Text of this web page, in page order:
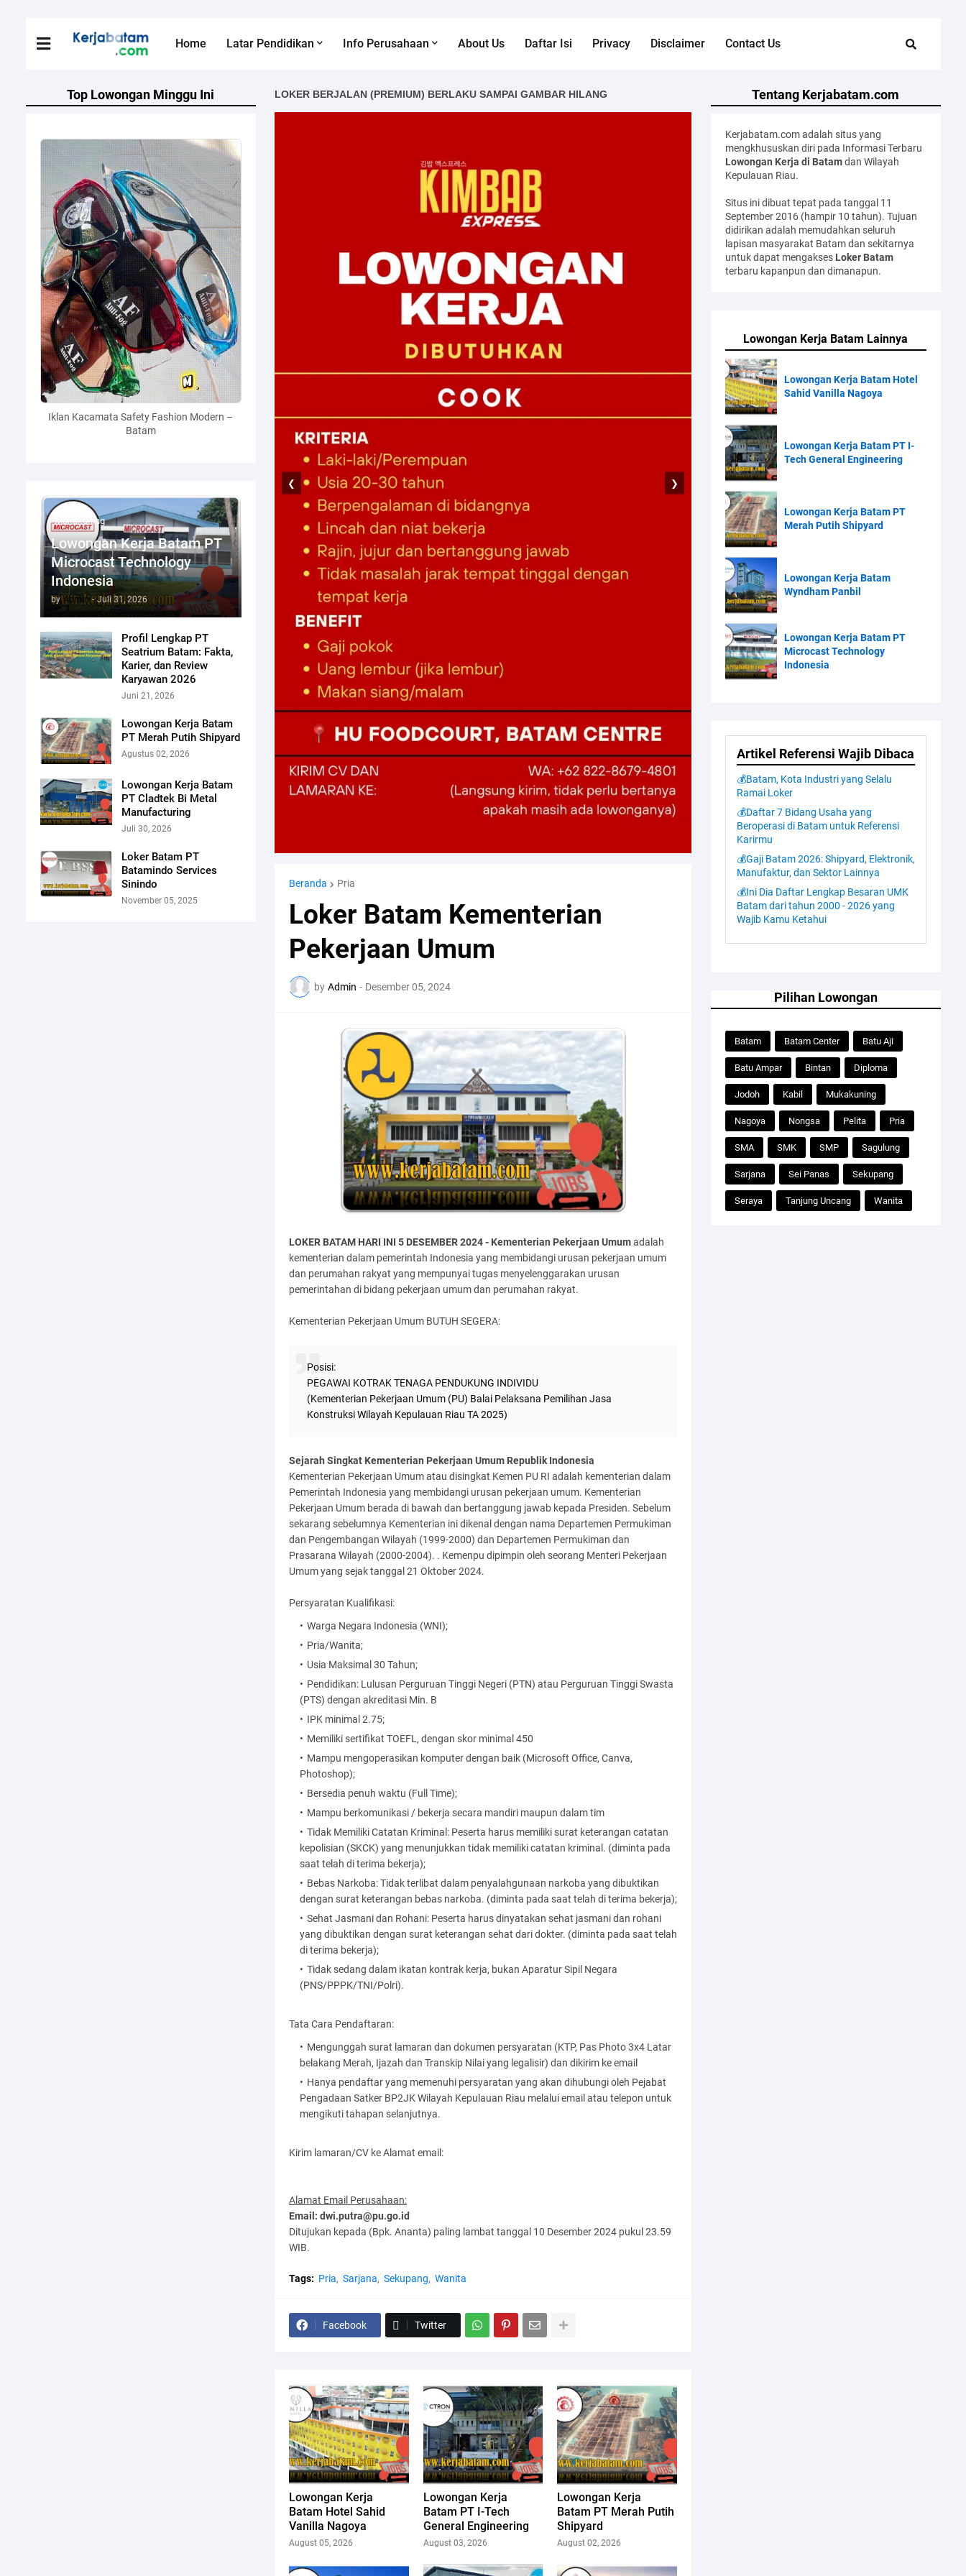
Home Latar Pendidikan Info Perusahaan About Us Daftar Isi Privacy Disclaimer Contact Us
Top Lowongan Minggu Ini
Iklan Kacamata Safety Fashion Modern –
Batam
Mukakuning
Lowongan Kerja Batam PT
Microcast Technology
Indonesia
by Admin - Juli 31, 2026
Profil Lengkap PT
Seatrium Batam: Fakta,
Karier, dan Review
Karyawan 2026
Juni 21, 2026
Lowongan Kerja Batam
PT Merah Putih Shipyard
Agustus 02, 2026
Lowongan Kerja Batam
PT Cladtek Bi Metal
Manufacturing
Juli 30, 2026
Loker Batam PT
Batamindo Services
Sinindo
November 05, 2025
LOKER BERJALAN (PREMIUM) BERLAKU SAMPAI GAMBAR HILANG
❮ ❯
Beranda Pria
Loker Batam Kementerian
Pekerjaan Umum
by Admin - Desember 05, 2024
LOKER BATAM HARI INI 5 DESEMBER 2024 - Kementerian Pekerjaan Umumadalah
kementerian dalam pemerintah Indonesia yang membidangi urusan pekerjaan umum
dan perumahan rakyat yang mempunyai tugas menyelenggarakan urusan
pemerintahan di bidang pekerjaan umum dan perumahan rakyat.
Kementerian Pekerjaan Umum BUTUH SEGERA:
Posisi:
PEGAWAI KOTRAK TENAGA PENDUKUNG INDIVIDU
(Kementerian Pekerjaan Umum (PU) Balai Pelaksana Pemilihan Jasa
Konstruksi Wilayah Kepulauan Riau TA 2025)
Sejarah Singkat Kementerian Pekerjaan Umum Republik Indonesia
Kementerian Pekerjaan Umum atau disingkat Kemen PU RI adalah kementerian dalam
Pemerintah Indonesia yang membidangi urusan pekerjaan umum. Kementerian
Pekerjaan Umum berada di bawah dan bertanggung jawab kepada Presiden. Sebelum
sekarang sebelumnya Kementerian ini dikenal dengan nama Departemen Permukiman
dan Pengembangan Wilayah (1999-2000) dan Departemen Permukiman dan
Prasarana Wilayah (2000-2004). . Kemenpu dipimpin oleh seorang Menteri Pekerjaan
Umum yang sejak tanggal 21 Oktober 2024.
Persyaratan Kualifikasi:
Warga Negara Indonesia (WNI);
Pria/Wanita;
Usia Maksimal 30 Tahun;
Pendidikan: Lulusan Perguruan Tinggi Negeri (PTN) atau Perguruan Tinggi Swasta
(PTS) dengan akreditasi Min. B
IPK minimal 2.75;
Memiliki sertifikat TOEFL, dengan skor minimal 450
Mampu mengoperasikan komputer dengan baik (Microsoft Office, Canva,
Photoshop);
Bersedia penuh waktu (Full Time);
Mampu berkomunikasi / bekerja secara mandiri maupun dalam tim
Tidak Memiliki Catatan Kriminal: Peserta harus memiliki surat keterangan catatan
kepolisian (SKCK) yang menunjukkan tidak memiliki catatan kriminal. (diminta pada
saat telah di terima bekerja);
Bebas Narkoba: Tidak terlibat dalam penyalahgunaan narkoba yang dibuktikan
dengan surat keterangan bebas narkoba. (diminta pada saat telah di terima bekerja);
Sehat Jasmani dan Rohani: Peserta harus dinyatakan sehat jasmani dan rohani
yang dibuktikan dengan surat keterangan sehat dari dokter. (diminta pada saat telah
di terima bekerja);
Tidak sedang dalam ikatan kontrak kerja, bukan Aparatur Sipil Negara
(PNS/PPPK/TNI/Polri).
Tata Cara Pendaftaran:
Mengunggah surat lamaran dan dokumen persyaratan (KTP, Pas Photo 3x4 Latar
belakang Merah, Ijazah dan Transkip Nilai yang legalisir) dan dikirim ke email
Hanya pendaftar yang memenuhi persyaratan yang akan dihubungi oleh Pejabat
Pengadaan Satker BP2JK Wilayah Kepulauan Riau melalui email atau telepon untuk
mengikuti tahapan selanjutnya.
Kirim lamaran/CV ke Alamat email:
Alamat Email Perusahaan:
Email: dwi.putra@pu.go.id
Ditujukan kepada (Bpk. Ananta) paling lambat tanggal 10 Desember 2024 pukul 23.59
WIB.
Tags: Pria Sarjana Sekupang Wanita
Facebook Twitter
Lowongan Kerja
Batam Hotel Sahid
Vanilla Nagoya
August 05, 2026
Lowongan Kerja
Batam PT I-Tech
General Engineering
August 03, 2026
Lowongan Kerja
Batam PT Merah Putih
Shipyard
August 02, 2026
Tentang Kerjabatam.com
Kerjabatam.com adalah situs yang
mengkhususkan diri pada Informasi Terbaru
Lowongan Kerja di Batamdan Wilayah
Kepulauan Riau.
Situs ini dibuat tepat pada tanggal 11
September 2016 (hampir 10 tahun). Tujuan
didirikan adalah memudahkan seluruh
lapisan masyarakat Batam dan sekitarnya
untuk dapat mengakses Loker Batam
terbaru kapanpun dan dimanapun.
Lowongan Kerja Batam Lainnya
Lowongan Kerja Batam Hotel
Sahid Vanilla Nagoya
Lowongan Kerja Batam PT I-
Tech General Engineering
Lowongan Kerja Batam PT
Merah Putih Shipyard
Lowongan Kerja Batam
Wyndham Panbil
Lowongan Kerja Batam PT
Microcast Technology
Indonesia
Artikel Referensi Wajib Dibaca
💰Batam, Kota Industri yang Selalu
Ramai Loker
💰Daftar 7 Bidang Usaha yang
Beroperasi di Batam untuk Referensi
Karirmu
💰Gaji Batam 2026: Shipyard, Elektronik,
Manufaktur, dan Sektor Lainnya
💰Ini Dia Daftar Lengkap Besaran UMK
Batam dari tahun 2000 - 2026 yang
Wajib Kamu Ketahui
Pilihan Lowongan
Batam Batam Center Batu Aji
Batu Ampar Bintan Diploma
Jodoh Kabil Mukakuning
Nagoya Nongsa Pelita Pria
SMA SMK SMP Sagulung
Sarjana Sei Panas Sekupang
Seraya Tanjung Uncang Wanita